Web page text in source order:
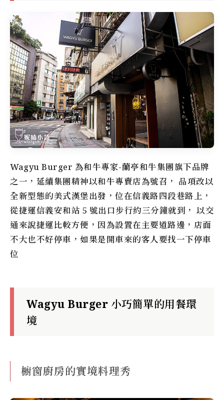
Wagyu Burger 為和牛專家-蘭亭和牛集團旗下品牌
之一，延續集團精神以和牛專賣店為號召， 品項改以
全新型態的美式漢堡出發，位在信義路四段巷路上，
從捷運信義安和站 5 號出口步行約三分鐘就到， 以交
通來說捷運比較方便，因為設置在主要道路邊，店面
不大也不好停車，如果是開車來的客人要找一下停車
位
Wagyu Burger 小巧簡單的用餐環
境
櫥窗廚房的實境料理秀